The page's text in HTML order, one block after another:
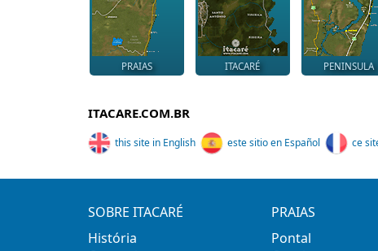
PRAIAS ITACARÉ PENINSULA
ITACARE.COM.BR
this site in English este sitio en Español ce
SOBRE ITACARÉ
História
PRAIAS
Pontal